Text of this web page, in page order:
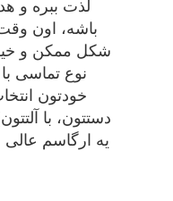
لذت ببره و
باشه، اون
شکل ممکن و
نوع تماسی
خودتون
دستتون، با
یه ارگاسم